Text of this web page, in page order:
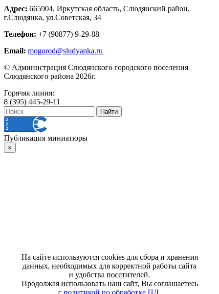
Адрес: 665904, Иркутская область, Слюдянский район,
г.Слюдянка, ул.Советская, 34
Телефон: +7 (90877) 9-29-88
Email: mogorod@sludyanka.ru
© Администрация Слюдянского городского поселения
Слюдянского района 2026г.
Горячяя линия:
8 (395) 445-29-11
Публикация миниатюры
×
На сайте используются cookies для сбора и хранения
данных, необходимых для корректной работы сайта
и удобства посетителей.
Продолжая использовать наш сайт, Вы соглашаетесь